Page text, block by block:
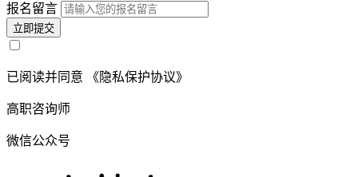
报名留言
立即提交
已阅读并同意 《隐私保护协议》
高职咨询师
微信公众号